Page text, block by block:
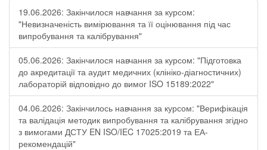
19.06.2026: Закінчилося навчання за курсом:
"Невизначеність вимірювання та її оцінювання під час
випробування та калібрування"
05.06.2026: Закінчилося навчання за курсом: "Підготовка
до акредитації та аудит медичних (клініко-діагностичних)
лабораторій відповідно до вимог ISO 15189:2022"
04.06.2026: Закінчилось навчання за курсом: "Верифікація
та валідація методик випробування та калібрування згідно
з вимогами ДСТУ EN ISO/IEC 17025:2019 та ЕА-
рекомендацій"